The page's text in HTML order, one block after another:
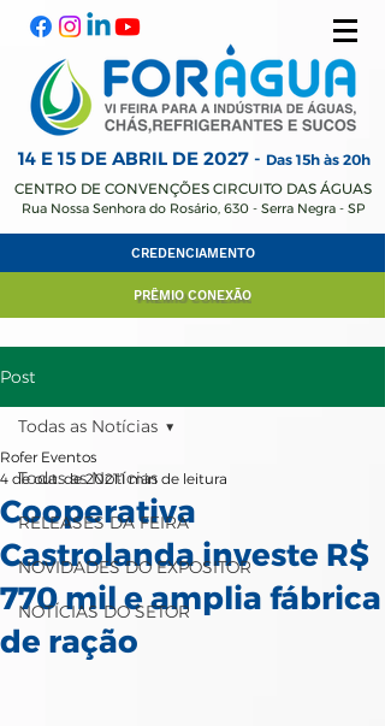
14 E 15 DE ABRIL DE 2027 - Das 15h às 20h
CENTRO DE CONVENÇÕES CIRCUITO DAS ÁGUAS
Rua Nossa Senhora do Rosário, 630 - Serra Negra - SP
CREDENCIAMENTO
PRÊMIO CONEXÃO
Post
Todas as Notícias
RELEASES DA FEIRA
NOVIDADES DO EXPOSITOR
NOTÍCIAS DO SETOR
Todas as Notícias
Cooperativa
Castrolanda investe R$
770 mil e amplia fábrica
de ração
Rofer Eventos
4 de out. de 20211 min de leitura